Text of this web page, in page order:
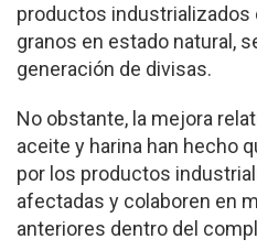
productos industrializados
granos en estado natural,
generación de divisas.
No obstante, la mejora
aceite y harina han hecho
por los productos
afectadas y colaboren en
anteriores dentro del